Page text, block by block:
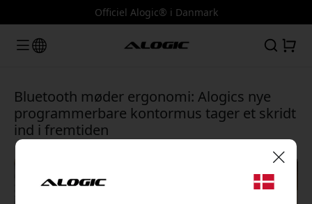
Officiel Alogic® i Danmark
Bluetooth møder ergonomi: Alogics nye
programmerbare kontormus tager et skridt
ind i fremtiden
🎉 Din rabatkode: